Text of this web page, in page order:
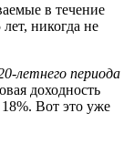
в течение
лет, никогда не
летнего периода
доходность
Вот это уже